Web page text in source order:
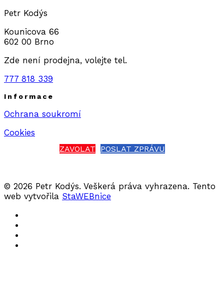
Petr Kodýs
Kounicova 66
602 00 Brno
Zde není prodejna, volejte tel.
777 818 339
Informace
Ochrana soukromí
Cookies
ZAVOLAT POSLAT ZPRÁVU
© 2026 Petr Kodýs. Veškerá práva vyhrazena. Tento
web vytvořila StaWEBnice